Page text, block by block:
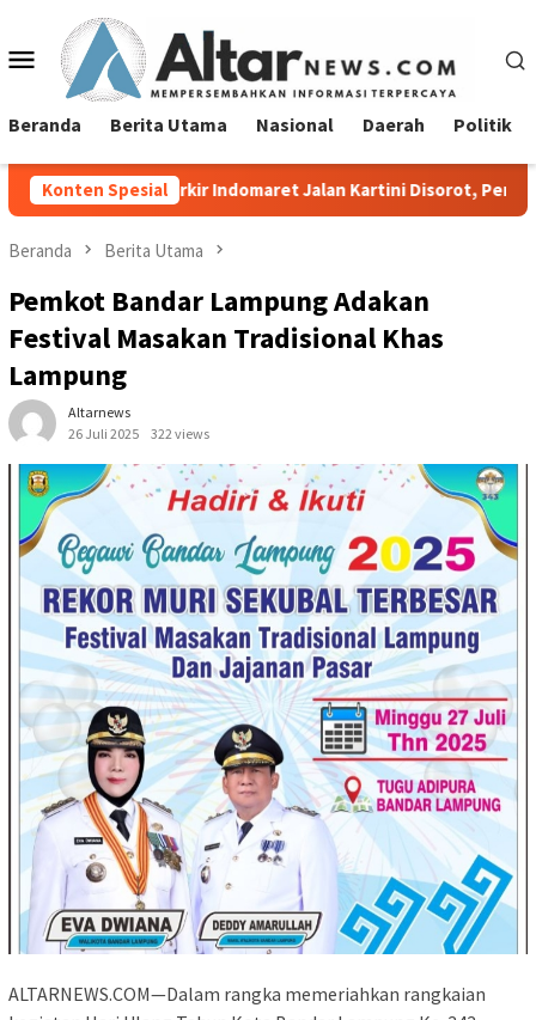
konten Menu
Mobile
Beranda Berita Utama Nasional Daerah Politik
Konten Spesial
Parkir Indomaret Jalan Kartini Disorot, Pemkot Bandar
Beranda Berita Utama
Pemkot Bandar Lampung Adakan
Festival Masakan Tradisional Khas
Lampung
Altarnews
26 Juli 2025
322 views
ALTARNEWS.COM—Dalam rangka memeriahkan rangkaian